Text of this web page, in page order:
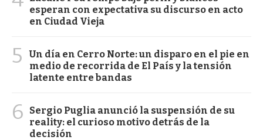
esperan con expectativa su discurso en acto
en Ciudad Vieja
5
Un día en Cerro Norte: un disparo en el pie en
medio de recorrida de El País y la tensión
latente entre bandas
6
Sergio Puglia anunció la suspensión de su
reality: el curioso motivo detrás de la
decisión